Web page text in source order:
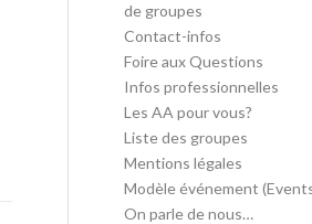
de groupes
Contact-infos
Foire aux Questions
Infos professionnelles
Les AA pour vous?
Liste des groupes
Mentions légales
Modèle événement
On parle de nous…